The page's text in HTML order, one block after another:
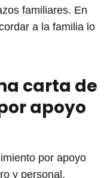
familiares. En
a la familia lo
carta de
apoyo
por apoyo
y personal.